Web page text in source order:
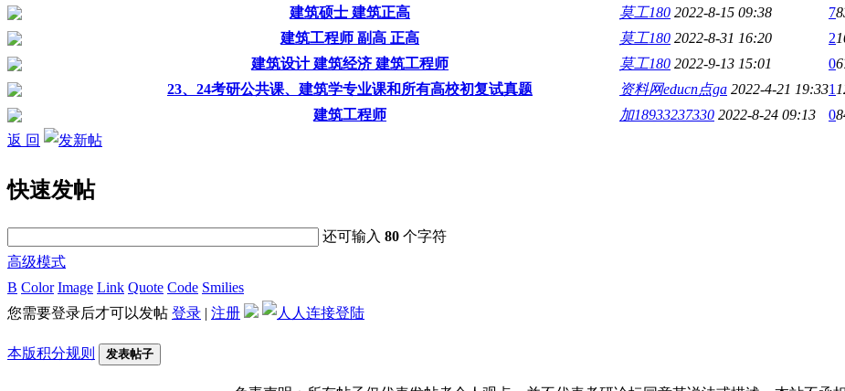
建筑硕士 建筑正高
莫工180 2022-8-15 09:38 7
建筑工程师 副高 正高
莫工180 2022-8-31 16:20 2
建筑设计 建筑经济 建筑工程师
莫工180 2022-9-13 15:01 0
23、24考研公共课、建筑学专业课和所有高校初复试真题
资料网educn点ga 2022-4-21 19:331
建筑工程师
加18933237330 2022-8-24 09:13 0
返 回
快速发帖
还可输入80 个字符
高级模式
B Color Image Link Quote Code Smilies
您需要登录后才可以发帖 登录 | 注册
本版积分规则 发表帖子